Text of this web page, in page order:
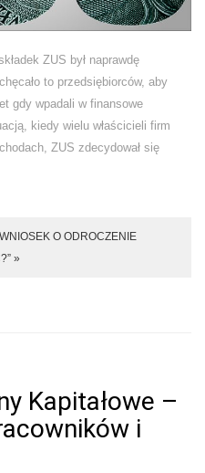
ZUS był naprawdę
to przedsiębiorców, aby
gdy wpadali w finansowe
kiedy wielu właścicieli firm
ZUS zdecydował się
O ODROCZENIE
»
Kapitałowe –
i